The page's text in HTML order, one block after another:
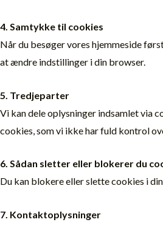
4. Samtykke til cookies
Når du besøger vores hjemmeside
at ændre indstillinger i din browser.
5. Tredjeparter
Vi kan dele oplysninger indsamlet via
cookies, som vi ikke har fuld kontrol
6. Sådan sletter eller blokerer du
Du kan blokere eller slette cookies i
7. Kontaktoplysninger